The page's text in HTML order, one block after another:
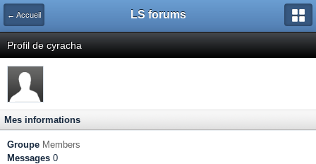
← Accueil LS forums
Profil de cyracha
Mes informations
Groupe Members
Messages 0